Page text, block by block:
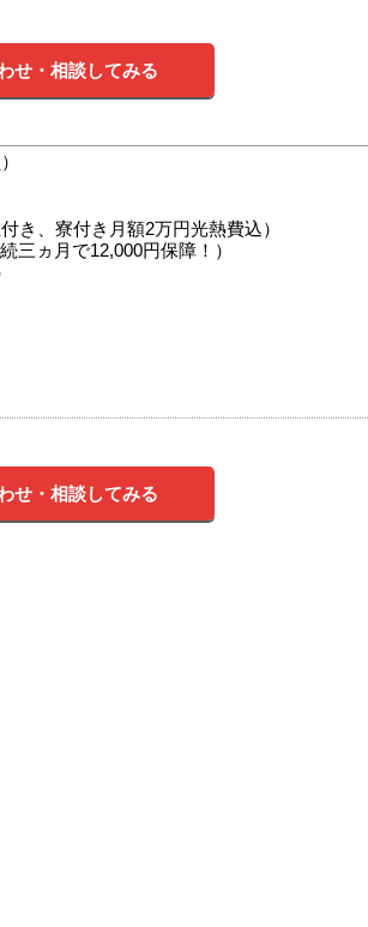
せ・相談してみる
き、寮付き月額2万円光熱費込）
三ヵ月で12,000円保障！）
せ・相談してみる